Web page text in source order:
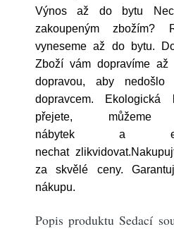
Výnos až do bytu
zakoupeným zbožím?
vyneseme až do bytu.
Zboží vám dopravíme
dopravou, aby
dopravcem.
přejete,
nábytek a
nechat
za skvělé ceny.
nákupu.
Popis produktu Sedací